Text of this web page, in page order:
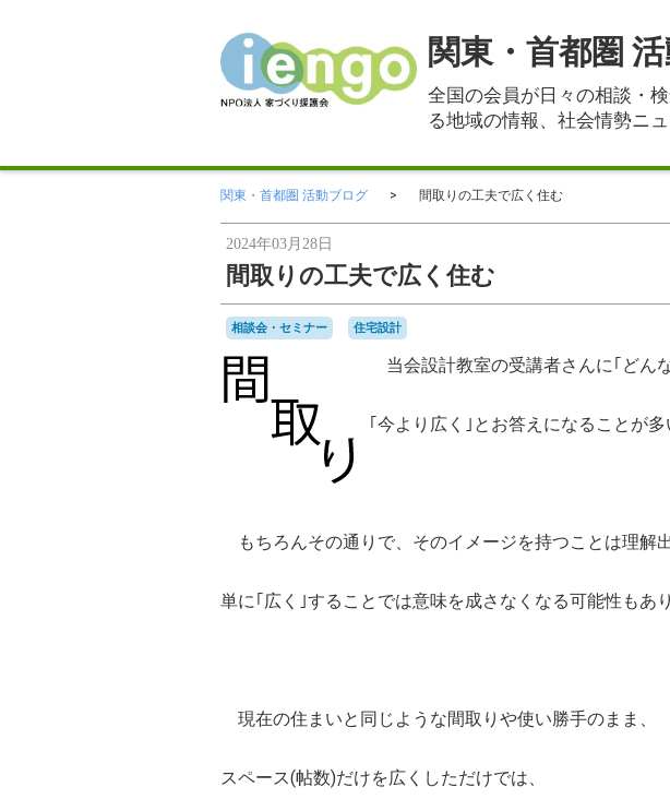
関東・首都圏
全国の会員が日々の相談・
る地域の情報、社会情勢ニ
関東・首都圏 活動ブログ 間取りの工夫で広く住む
2024年03月28日
間取りの工夫で広く住む
相談会・セミナー 住宅設計
当会設計教室の受講者さんに｢どん
｢今より広く｣とお答えになることが多
もちろんその通りで、そのイメージを持つことは理解出
単に｢広く｣することでは意味を成さなくなる可能性もあり
現在の住まいと同じような間取りや使い勝手のまま、
スペース(帖数)だけを広くしただけでは、